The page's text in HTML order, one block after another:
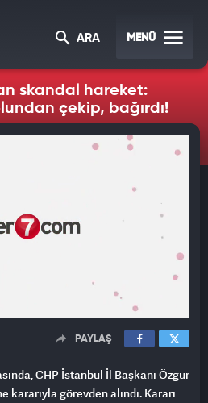
ARA MENÜ
skandal hareket:
çekip, bağırdı!
PAYLAŞ
CHP İstanbul İl Başkanı Özgür
görevden alındı. Kararı